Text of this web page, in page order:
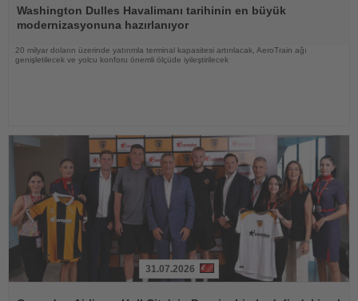
Oku
Washington Dulles Havalimanı tarihinin en büyük
modernizasyonuna hazırlanıyor
20 milyar doların üzerinde yatırımla terminal kapasitesi artırılacak, AeroTrain ağı
genişletilecek ve yolcu konforu önemli ölçüde iyileştirilecek
31.07.2026